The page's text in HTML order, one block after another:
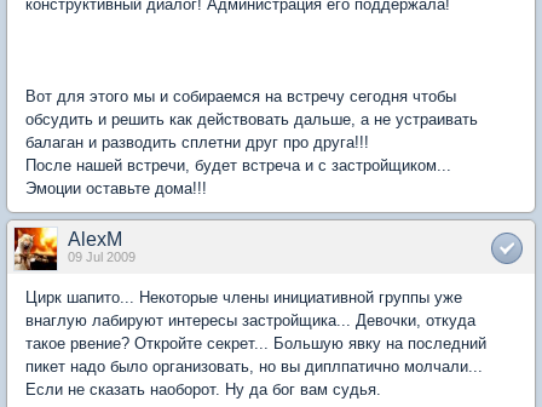
конструктивный диалог! Администрация его поддержала!
Вот для этого мы и собираемся на встречу сегодня чтобы
обсудить и решить как действовать дальше, а не устраивать
балаган и разводить сплетни друг про друга!!!
После нашей встречи, будет встреча и с застройщиком...
Эмоции оставьте дома!!!
AlexM
09 Jul 2009
Цирк шапито... Некоторые члены инициативной группы уже
внаглую лабируют интересы застройщика... Девочки, откуда
такое рвение? Откройте секрет... Большую явку на последний
пикет надо было организовать, но вы диплпатично молчали...
Если не сказать наоборот. Ну да бог вам судья.